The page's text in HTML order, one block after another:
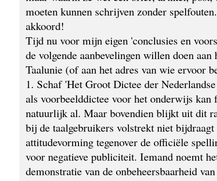
moeten kunnen schrijven zonder
akkoord!
Tijd nu voor mijn eigen 'conclusies en
de volgende aanbevelingen willen doen aan
Taalunie (of aan het adres van wie ervoor
1. Schaf 'Het Groot Dictee der
als voorbeelddictee voor het onderwijs kan
natuurlijk al. Maar bovendien blijkt uit dit
bij de taalgebruikers volstrekt niet bijdraagt
attitudevorming tegenover de officiële
voor negatieve publiciteit. Iemand noemt
demonstratie van de onbeheersbaarheid